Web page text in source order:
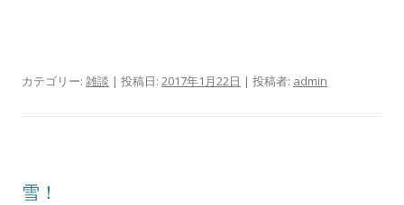
カテゴリー: 雑談 | 投稿日: 2017年1月22日 | 投稿者: admin
雪！